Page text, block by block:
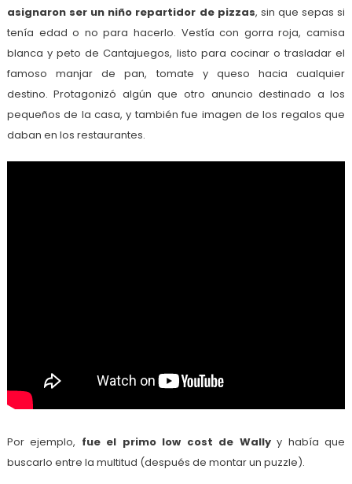
asignaron ser un niño repartidor de pizzas, sin que sepas si
tenía edad o no para hacerlo. Vestía con gorra roja, camisa
blanca y peto de Cantajuegos, listo para cocinar o trasladar el
famoso manjar de pan, tomate y queso hacia cualquier
destino. Protagonizó algún que otro anuncio destinado a los
pequeños de la casa, y también fue imagen de los regalos que
daban en los restaurantes.
Por ejemplo, fue el primo low cost de Wallyy había que
buscarlo entre la multitud (después de montar un puzzle).